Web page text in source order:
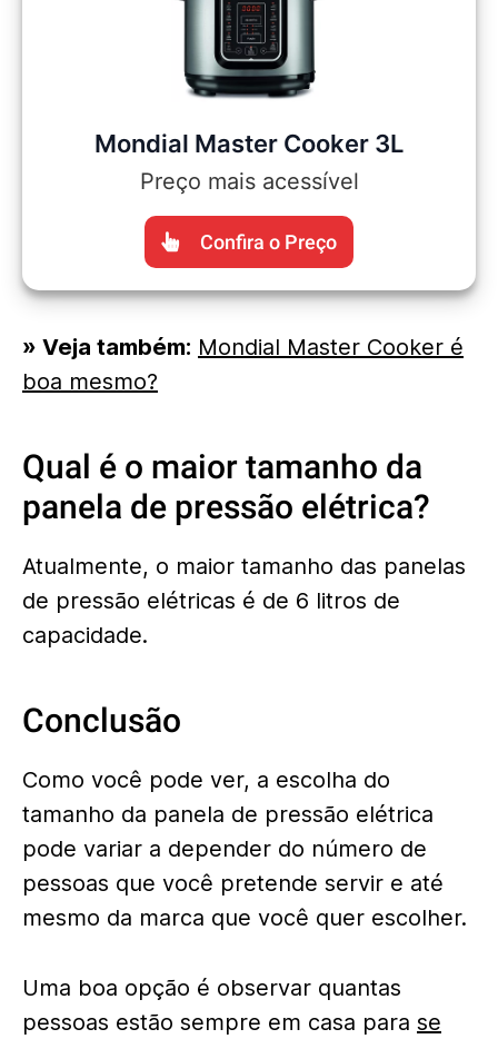
Mondial Master Cooker 3L
Preço mais acessível
Confira o Preço
» Veja também: Mondial Master Cooker é
boa mesmo?
Qual é o maior tamanho da
panela de pressão elétrica?
Atualmente, o maior tamanho das panelas
de pressão elétricas é de 6 litros de
capacidade.
Conclusão
Como você pode ver, a escolha do
tamanho da panela de pressão elétrica
pode variar a depender do número de
pessoas que você pretende servir e até
mesmo da marca que você quer escolher.
Uma boa opção é observar quantas
pessoas estão sempre em casa para se